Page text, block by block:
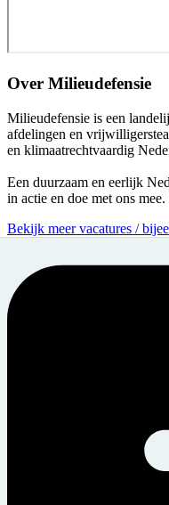
Over Milieudefensie
Milieudefensie is een
afdelingen en
en klimaatrechtvaardig
Een duurzaam en eerlijk
in actie en doe met ons
Bekijk meer vacatures /